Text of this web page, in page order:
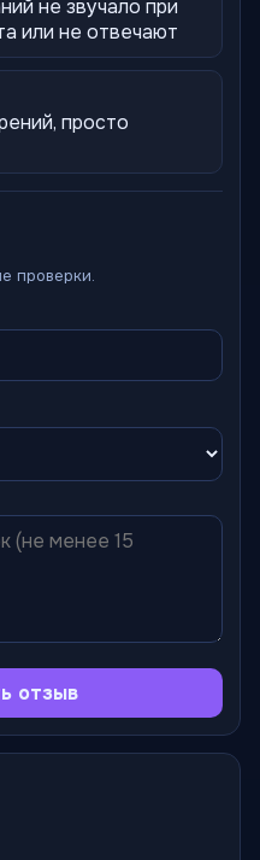
не звучало при
или не отвечают
просто
проверки.
отзыв